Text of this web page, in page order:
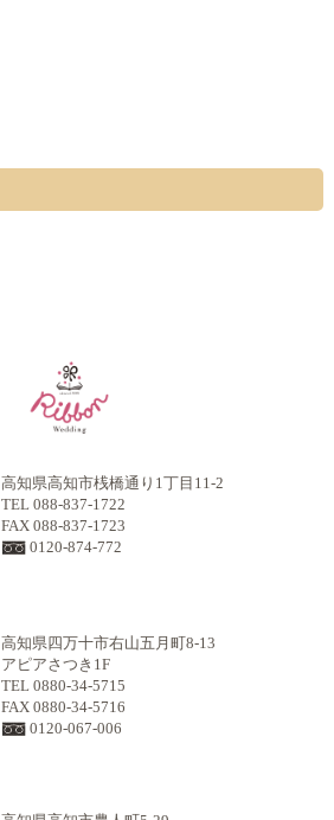
高知県高知市桟橋通り1丁目11-2
TEL 088-837-1722
FAX 088-837-1723
0120-874-772
高知県四万十市右山五月町8-13
アピアさつき1F
TEL 0880-34-5715
FAX 0880-34-5716
0120-067-006